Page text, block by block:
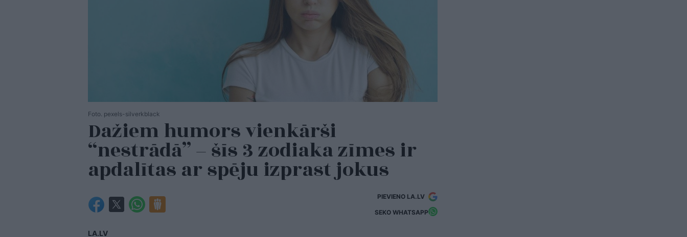
Foto. pexels-silverkblack
Dažiem humors vienkārši
“nestrādā” – šīs 3 zodiaka zīmes ir
apdalītas ar spēju izprast jokus
PIEVIENO LA.LV
SEKO WHATSAPP
LA.LV